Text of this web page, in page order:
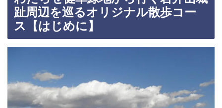
趾周辺を巡るオリジナル散歩コー
ス【はじめに】